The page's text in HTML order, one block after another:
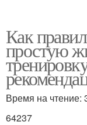
Как
простую
Время на чтение:
64237